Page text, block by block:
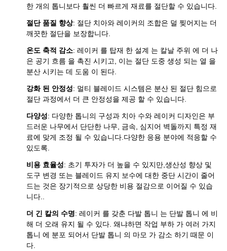
한 개의 톱니보다 훨씬 더 빠르게 재료를 절단할 수 있습니다.
절단 품질 향상: 절단 치아와 레이커의 조합은 덜 찢어지는 더
깨끗한 절단을 보장합니다.
온도 축적 감소: 레이커 를 탑재 한 설계 는 칼날 주위 에 더 나
은 공기 흐름 을 촉진 시키고, 이는 절단 도중 생성 되는 열 을
분산 시키는 데 도움 이 된다.
강화 된 안정성: 멀티 블레이드 시스템은 분산 된 절단 힘으로
절단 과정에서 더 큰 안정성을 제공 할 수 있습니다.
다양성: 다양한 톱니의 구성과 치아 수와 레이커 디자인은 부
드러운 나무에서 단단한 나무, 금속, 심지어 벽돌까지 특정 재
료에 맞게 조정 될 수 있습니다.다양한 응용 분야에 적응할 수
있도록.
비용 효율성: 초기 투자가 더 높을 수 있지만,생산성 향상 및
도구 변경 또는 블레이드 유지 보수에 대한 중단 시간이 줄어
드는 것은 장기적으로 상당한 비용 절감으로 이어질 수 있습
니다..
더 긴 칼의 수명: 레이커 를 갖춘 다발 톱니 는 단발 톱니 에 비
해 더 오래 유지 될 수 있다. 왜냐하면 작업 부하 가 여러 가지
톱니 에 분포 되어서 단발 톱니 의 마모 가 감소 하기 때문 이
다.